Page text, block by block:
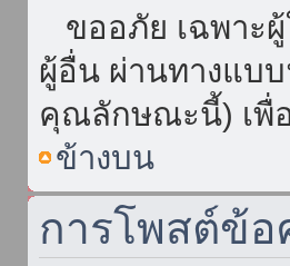
ขออภัย เฉพาะ
ผู้อื่น ผ่านทางแบ
คุณลักษณะนี้) เพื่อ
ข้างบน
การโพสต์ข้อ